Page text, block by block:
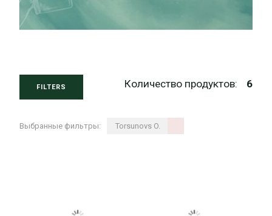
FILTERS Количество продуктов: 6
Выбранные фильтры: Torsunovs O.